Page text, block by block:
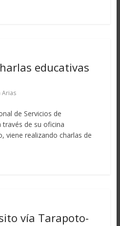
educativas
Arias
de Servicios de
través de su oficina
viene realizando charlas de
vía Tarapoto-